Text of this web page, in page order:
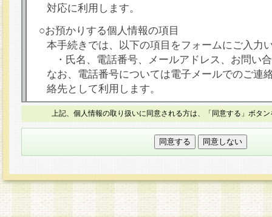
対応に利用します。
○お預かりする個人情報の項目
本手続きでは、以下の項目をフォームにご入力
・氏名、電話番号、メールアドレス、お問い
なお、電話番号については電子メールでのご連
絡先として利用します。
○本人が容易に認識できない方法による個人情報
本フォームでは、セッション管理のためCookie
○個人情報の第三者提供について
力いただく個人情報は第三者に提供しません。
○個人情報の委託について
個人情報の取り扱いを外部に委託する場合は、
上記、個人情報の取り扱いに同意される方は、「同意する」ボタ